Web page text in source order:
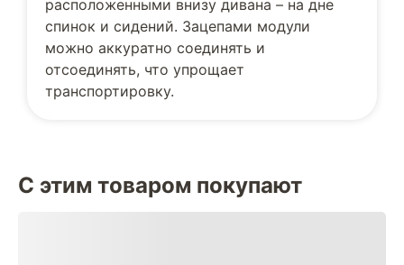
расположенными внизу дивана – на дне
спинок и сидений. Зацепами модули
можно аккуратно соединять и
отсоединять, что упрощает
транспортировку.
С этим товаром покупают